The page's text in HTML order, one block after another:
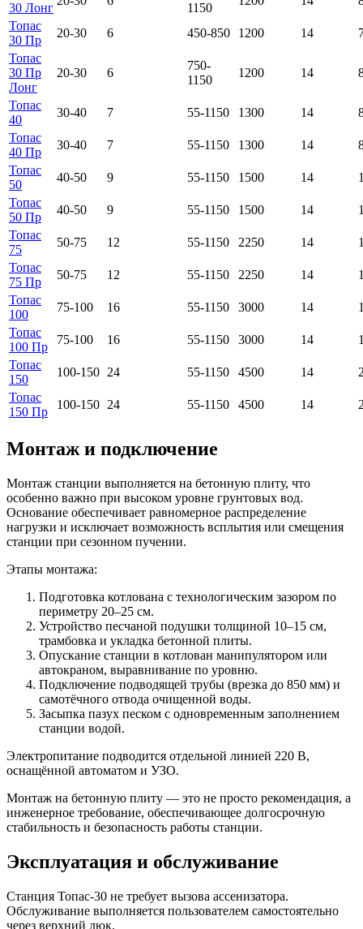
30 Лонг
1150
Топас
30 Пр
20-30 6 450-850 1200 14
Топас
30 Пр
Лонг
20-30 6
750-
1150
1200 14
Топас
40
30-40 7 55-1150 1300 14
Топас
40 Пр
30-40 7 55-1150 1300 14
Топас
50
40-50 9 55-1150 1500 14
Топас
50 Пр
40-50 9 55-1150 1500 14
Топас
75
50-75 12 55-1150 2250 14
Топас
75 Пр
50-75 12 55-1150 2250 14
Топас
100
75-100 16 55-1150 3000 14
Топас
100 Пр
75-100 16 55-1150 3000 14
Топас
150
100-150 24 55-1150 4500 14
Топас
150 Пр
100-150 24 55-1150 4500 14
Монтаж и подключение
Монтаж станции выполняется на бетонную плиту, что
особенно важно при высоком уровне грунтовых вод.
Основание обеспечивает равномерное распределение
нагрузки и исключает возможность всплытия или смещения
станции при сезонном пучении.
Этапы монтажа:
Подготовка котлована с технологическим зазором по
периметру 20–25 см.
Устройство песчаной подушки толщиной 10–15 см,
трамбовка и укладка бетонной плиты.
Опускание станции в котлован манипулятором или
автокраном, выравнивание по уровню.
Подключение подводящей трубы (врезка до 850 мм) и
самотёчного отвода очищенной воды.
Засыпка пазух песком с одновременным заполнением
станции водой.
Электропитание подводится отдельной линией 220 В,
оснащённой автоматом и УЗО.
Монтаж на бетонную плиту — это не просто рекомендация, а
инженерное требование, обеспечивающее долгосрочную
стабильность и безопасность работы станции.
Эксплуатация и обслуживание
Станция Топас-30 не требует вызова ассенизатора.
Обслуживание выполняется пользователем самостоятельно
через верхний люк.